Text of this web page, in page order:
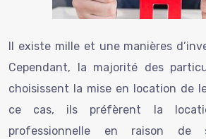
Il existe mille et une manières
Cependant, la majorité des
choisissent la mise en location de
ce cas, ils préfèrent la
professionnelle en raison de